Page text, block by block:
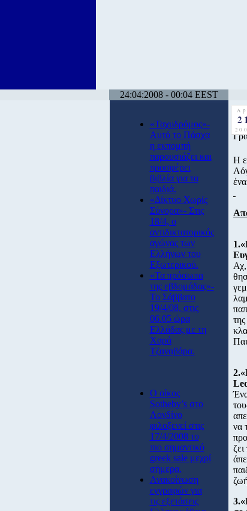
24:04:2008 - 00:04 EEST
«Ταχυδρόμος»-
Αυτό το Πάσχα
η εκπομπή
παρουσιάζει και
προσφέρει
βιβλία για τα
παιδιά.
«Δίκτυο Χωρίς
Σύνορα»- Στις
18/4, ο
αντιδικτατορικός
αγώνας των
Ελλήνων του
Εξωτερικού.
«Τα πρόσωπα
της εβδομάδας»-
Το Σάββατο
19/4/08, στις
06.05 ώρα
Ελλάδας με τη
Χαρά
Τζαναβάρα.
O οίκος
Sotheby’s στο
Λονδίνο
φιλοξενεί στις
17/4/2008 το
πιο σημαντικό
greek sale μεχρί
σήμερα.
Ανακοίνωση
εγγραφών για
τις εξετάσεις
Η
να